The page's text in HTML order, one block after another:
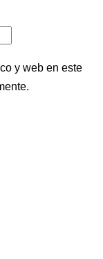
y web en este